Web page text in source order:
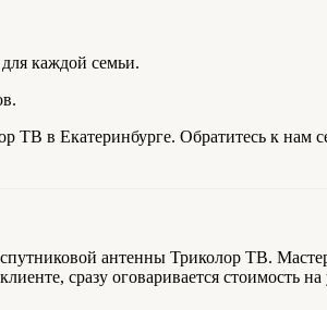
каждой семьи.
ТВ в Екатеринбурге. Обратитесь к нам
антенны Триколор ТВ.
сразу оговаривается стоимость